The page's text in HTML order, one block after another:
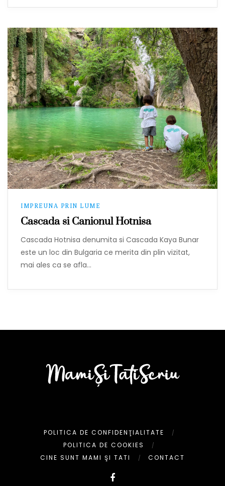
IMPREUNA PRIN LUME
Cascada si Canionul Hotnisa
Cascada Hotnisa denumita si Cascada Kaya Bunar
este un loc din Bulgaria ce merita din plin vizitat,
mai ales ca se afla…
POLITICA DE CONFIDENŢIALITATE
POLITICA DE COOKIES
CINE SUNT MAMI ŞI TATI
CONTACT